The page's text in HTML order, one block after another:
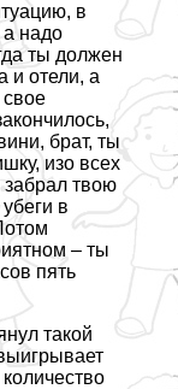
в
а надо
ты должен
и отели, а
свое
брат, ты
изо всех
забрал твою
в
– ты
пять
такой